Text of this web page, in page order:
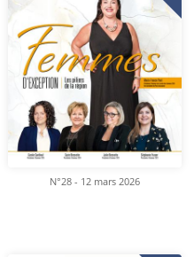
N°28 - 12 mars 2026